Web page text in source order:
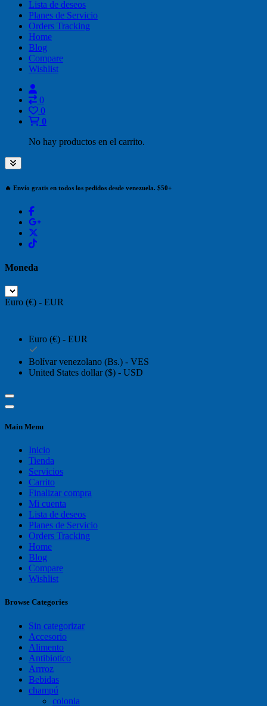
Lista de deseos
Planes de Servicio
Orders Tracking
Home
Blog
Compare
Wishlist
0
0
0
No hay productos en el carrito.
🔥 Envío gratis en todos los pedidos desde venezuela. $50+
Moneda
Euro (€) - EUR
Euro (€) - EUR
Bolívar venezolano (Bs.) - VES
United States dollar ($) - USD
Main Menu
Inicio
Tienda
Servicios
Carrito
Finalizar compra
Mi cuenta
Lista de deseos
Planes de Servicio
Orders Tracking
Home
Blog
Compare
Wishlist
Browse Categories
Sin categorizar
Accesorio
Alimento
Antibiotico
Arrroz
Bebidas
champú
colonia